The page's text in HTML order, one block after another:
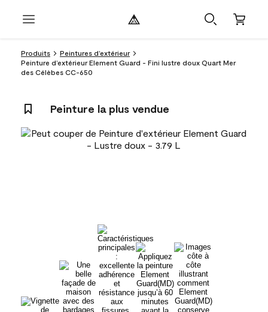
Produits
Peintures d’extérieur
Peinture d’extérieur Element Guard - Fini lustre doux Quart Mer
des Célèbes CC-650
Peinture la plus vendue